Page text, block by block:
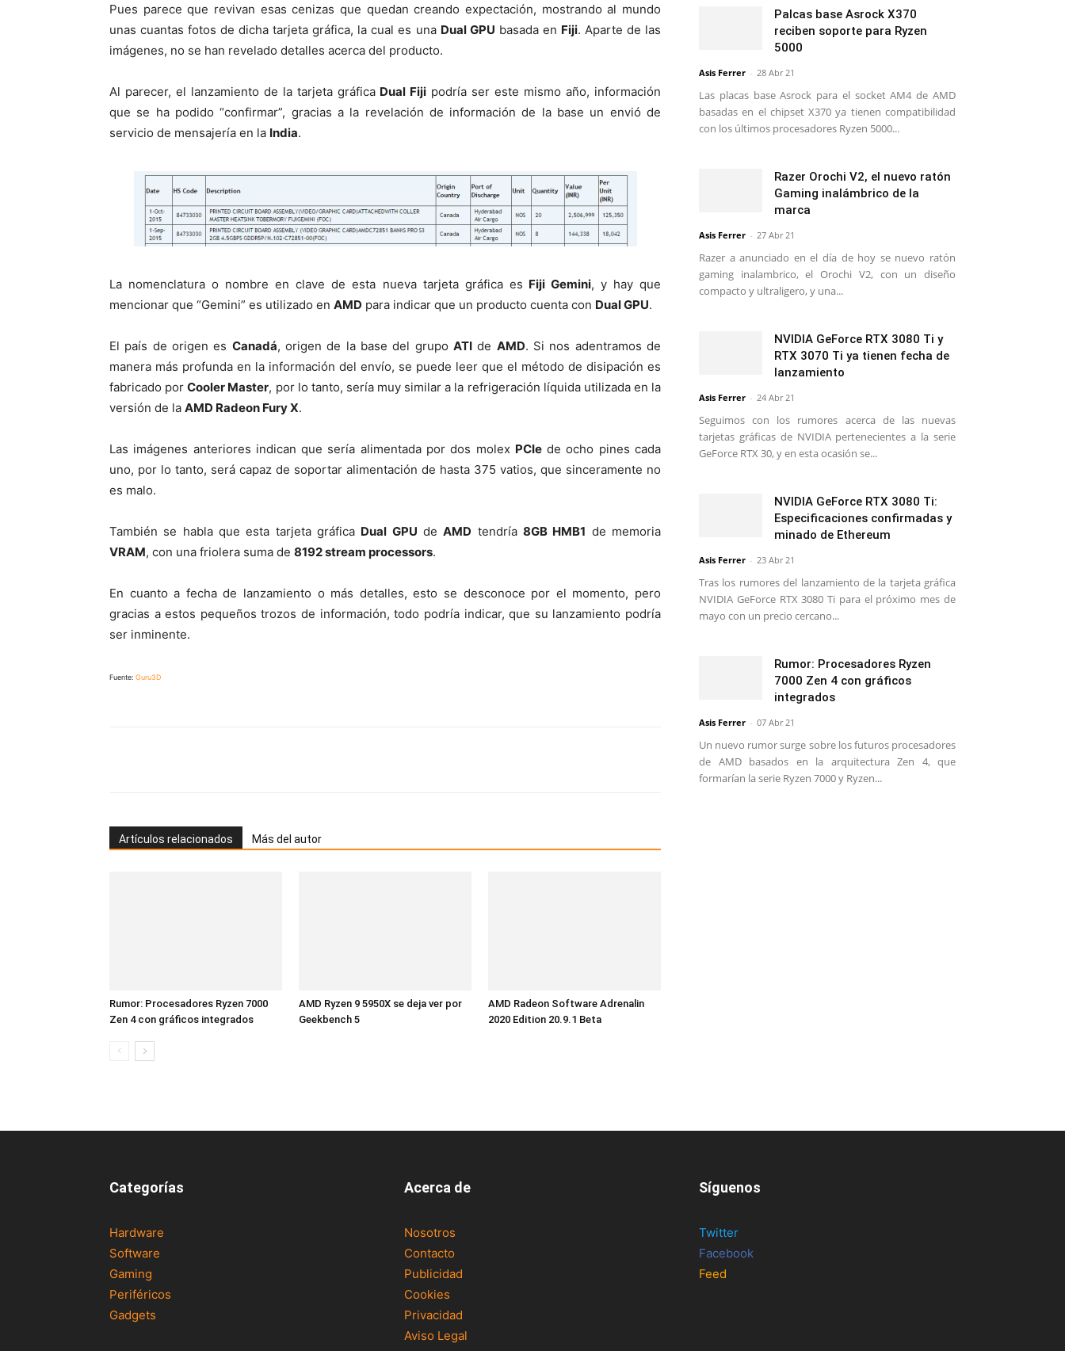
Pues parece que revivan esas cenizas que quedan creando expectación, mostrando al mundo
unas cuantas fotos de dicha tarjeta gráfica, la cual es una Dual GPU basada en Fiji. Aparte de las
imágenes, no se han revelado detalles acerca del producto.
Al parecer, el lanzamiento de la tarjeta gráfica Dual Fiji podría ser este mismo año, información
que se ha podido “confirmar”, gracias a la revelación de información de la base un envió de
servicio de mensajería en la India.
La nomenclatura o nombre en clave de esta nueva tarjeta gráfica es Fiji Gemini, y hay que
mencionar que “Gemini” es utilizado en AMD para indicar que un producto cuenta con Dual GPU.
El país de origen es Canadá, origen de la base del grupoATI de AMD. Si nos adentramos de
manera más profunda en la información del envío, se puede leer que el método de disipación es
fabricado porCooler Master, por lo tanto, sería muy similar a la refrigeración líquida utilizada en la
versión de la AMD Radeon Fury X.
Las imágenes anteriores indican que sería alimentada por dos molex PCIede ocho pines cada
uno, por lo tanto, será capaz de soportar alimentación de hasta 375 vatios, que sinceramente no
es malo.
También se habla que esta tarjeta gráfica Dual GPU deAMD tendría8GB HMB1 de memoria
VRAM, con una friolera suma de 8192 stream processors.
En cuanto a fecha de lanzamiento o más detalles, esto se desconoce por el momento, pero
gracias a estos pequeños trozos de información, todo podría indicar, que su lanzamiento podría
ser inminente.
Fuente: Guru3D
Artículos relacionados Más del autor
Rumor: Procesadores Ryzen 7000
Zen 4 con gráficos integrados
AMD Ryzen 9 5950X se deja ver por
Geekbench 5
AMD Radeon Software Adrenalin
2020 Edition 20.9.1 Beta
Palcas base Asrock X370
reciben soporte para Ryzen
5000
Asis Ferrer - 28 Abr 21
Las placas base Asrock para el socket AM4 de AMD
basadas en el chipset X370 ya tienen compatibilidad
con los últimos procesadores Ryzen 5000...
Razer Orochi V2, el nuevo ratón
Gaming inalámbrico de la
marca
Asis Ferrer - 27 Abr 21
Razer a anunciado en el día de hoy se nuevo ratón
gaming inalambrico, el Orochi V2, con un diseño
compacto y ultraligero, y una...
NVIDIA GeForce RTX 3080 Ti y
RTX 3070 Ti ya tienen fecha de
lanzamiento
Asis Ferrer - 24 Abr 21
Seguimos con los rumores acerca de las nuevas
tarjetas gráficas de NVIDIA pertenecientes a la serie
GeForce RTX 30, y en esta ocasión se...
NVIDIA GeForce RTX 3080 Ti:
Especificaciones confirmadas y
minado de Ethereum
Asis Ferrer - 23 Abr 21
Tras los rumores del lanzamiento de la tarjeta gráfica
NVIDIA GeForce RTX 3080 Ti para el próximo mes de
mayo con un precio cercano...
Rumor: Procesadores Ryzen
7000 Zen 4 con gráficos
integrados
Asis Ferrer - 07 Abr 21
Un nuevo rumor surge sobre los futuros procesadores
de AMD basados en la arquitectura Zen 4, que
formarían la serie Ryzen 7000 y Ryzen...
Categorías
Hardware
Software
Gaming
Periféricos
Gadgets
Acerca de
Nosotros
Contacto
Publicidad
Cookies
Privacidad
Aviso Legal
Síguenos
Twitter
Facebook
Feed